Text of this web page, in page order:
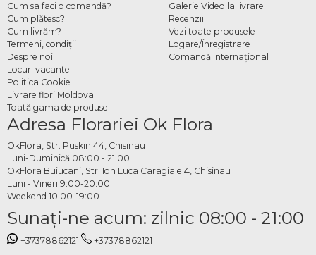
Cum sa faci o comandă?
Cum plătesc?
Cum livrăm?
Termeni, condiţii
Despre noi
Locuri vacante
Politica Cookie
Livrare flori Moldova
Toată gama de produse
Galerie Video la livrare
Recenzii
Vezi toate produsele
Logare/Înregistrare
Comandă Internațional
Adresa Florariei Ok Flora
OkFlora, Str. Puskin 44, Chisinau
Luni-Duminică 08:00 - 21:00
OkFlora Buiucani, Str. Ion Luca Caragiale 4, Chisinau
Luni - Vineri 9:00-20:00
Weekend 10:00-19:00
Sunaţi-ne acum: zilnic 08:00 - 21:00
+37378862121 +37378862121